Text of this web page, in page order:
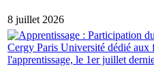
8 juillet 2026